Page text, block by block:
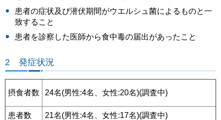
患者の症状及び潜伏期間がウエルシュ菌によるものと一
致すること
患者を診察した医師から食中毒の届出があったこと
2 発症状況
摂食者数 24名(男性:4名、女性:20名)(調査中)
患者数 21名(男性:4名、女性:17名)(調査中)